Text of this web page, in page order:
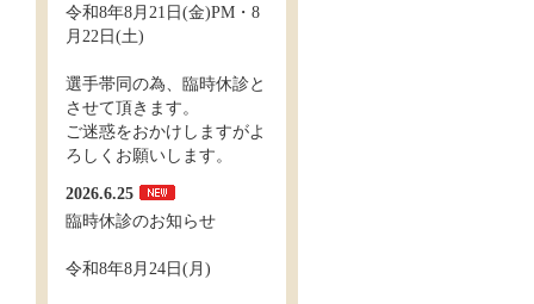
令和8年8月21日(金)PM・8
月22日(土)
選手帯同の為、臨時休診と
させて頂きます。
ご迷惑をおかけしますがよ
ろしくお願いします。
2026.6.25
臨時休診のお知らせ
令和8年8月24日(月)